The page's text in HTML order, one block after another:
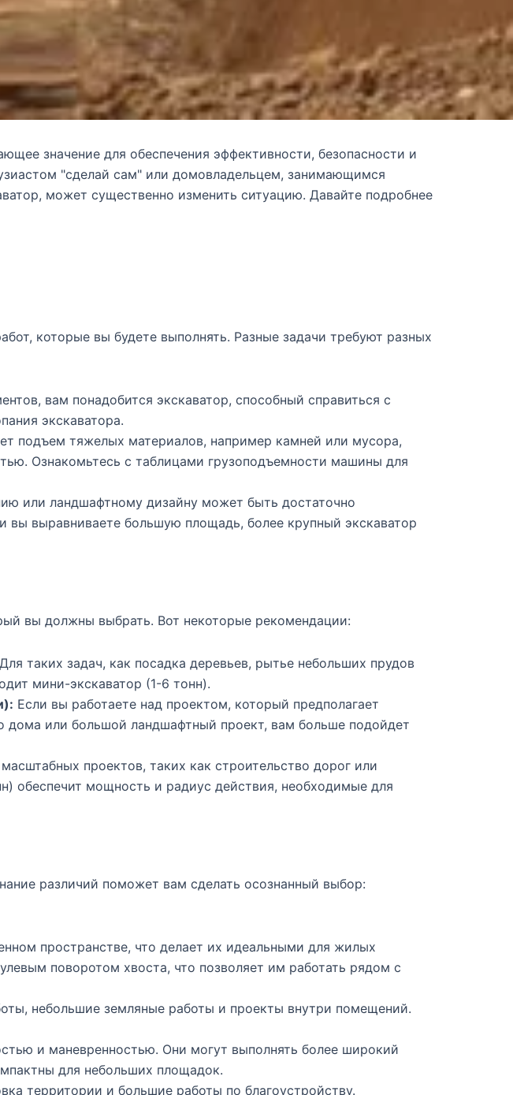
значение для обеспечения эффективности, безопасности и
"сделай сам" или домовладельцем, занимающимся
может существенно изменить ситуацию. Давайте подробнее
которые вы будете выполнять. Разные задачи требуют разных
вам понадобится экскаватор, способный справиться с
экскаватора.
подъем тяжелых материалов, например камней или мусора,
Ознакомьтесь с таблицами грузоподъемности машины для
или ландшафтному дизайну может быть достаточно
вы выравниваете большую площадь, более крупный экскаватор
вы должны выбрать. Вот некоторые рекомендации:
Для таких задач, как посадка деревьев, рытье небольших прудов
мини-экскаватор (1-6 тонн).
Если вы работаете над проектом, который предполагает
дома или большой ландшафтный проект, вам больше подойдет
проектов, таких как строительство дорог или
обеспечит мощность и радиус действия, необходимые для
различий поможет вам сделать осознанный выбор:
пространстве, что делает их идеальными для жилых
поворотом хвоста, что позволяет им работать рядом с
небольшие земляные работы и проекты внутри помещений.
и маневренностью. Они могут выполнять более широкий
для небольших площадок.
территории и большие работы по благоустройству.